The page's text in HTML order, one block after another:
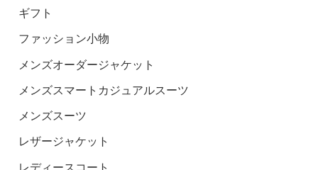
ギフト
ファッション小物
メンズオーダージャケット
メンズスマートカジュアルスーツ
メンズスーツ
レザージャケット
レディースコート